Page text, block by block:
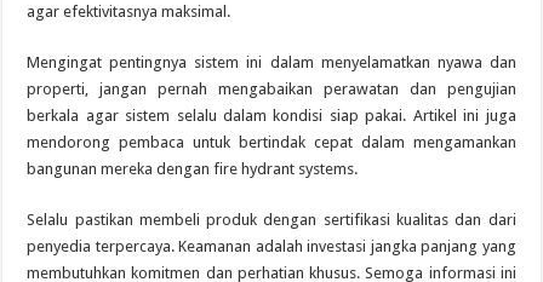
agar efektivitasnya maksimal.
Mengingat pentingnya sistem ini dalam menyelamatkan nyawa dan
properti, jangan pernah mengabaikan perawatan dan pengujian
berkala agar sistem selalu dalam kondisi siap pakai. Artikel ini juga
mendorong pembaca untuk bertindak cepat dalam mengamankan
bangunan mereka dengan fire hydrant systems.
Selalu pastikan membeli produk dengan sertifikasi kualitas dan dari
penyedia terpercaya. Keamanan adalah investasi jangka panjang yang
membutuhkan komitmen dan perhatian khusus. Semoga informasi ini